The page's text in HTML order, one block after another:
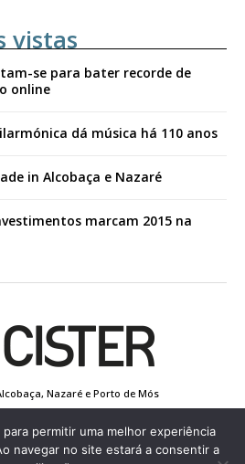
vistas
se para bater recorde de
online
dá música há 110 anos
in Alcobaça e Nazaré
marcam 2015 na
Nazaré e Porto de Mós
Edição Impressa
permitir uma melhor experiência
navegar no site estará a consentir a